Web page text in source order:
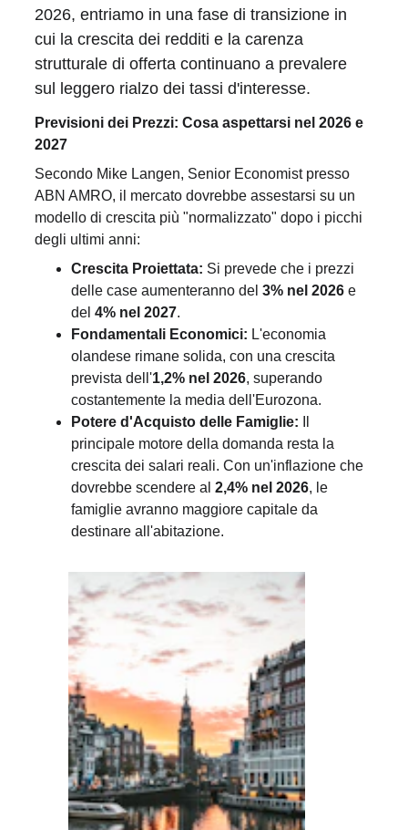
2026, entriamo in una fase di transizione in
cui la crescita dei redditi e la carenza
strutturale di offerta continuano a prevalere
sul leggero rialzo dei tassi d'interesse.
Previsioni dei Prezzi: Cosa aspettarsi nel 2026 e
2027
Secondo Mike Langen, Senior Economist presso
ABN AMRO, il mercato dovrebbe assestarsi su un
modello di crescita più "normalizzato" dopo i picchi
degli ultimi anni:
Crescita Proiettata: Si prevede che i prezzi
delle case aumenteranno del 3% nel 2026 e
del 4% nel 2027.
Fondamentali Economici: L'economia
olandese rimane solida, con una crescita
prevista dell'1,2% nel 2026, superando
costantemente la media dell'Eurozona.
Potere d'Acquisto delle Famiglie:
principale motore della domanda resta la
crescita dei salari reali. Con un'inflazione che
dovrebbe scendere al 2,4% nel 2026, le
famiglie avranno maggiore capitale da
destinare all'abitazione.